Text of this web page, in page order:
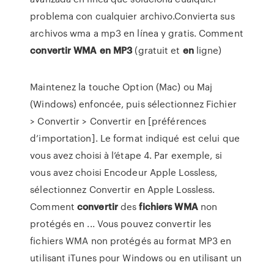
problema con cualquier archivo.Convierta sus
archivos wma a mp3 en línea y gratis. Comment
convertir WMA en MP3(gratuit et enligne)
Maintenez la touche Option (Mac) ou Maj
(Windows) enfoncée, puis sélectionnez Fichier
> Convertir > Convertir en [préférences
d’importation]. Le format indiqué est celui que
vous avez choisi à l’étape 4. Par exemple, si
vous avez choisi Encodeur Apple Lossless,
sélectionnez Convertir en Apple Lossless.
CommentconvertirdesfichiersWMAnon
protégés en ... Vous pouvez convertir les
fichiers WMA non protégés au format MP3 en
utilisant iTunes pour Windows ou en utilisant un